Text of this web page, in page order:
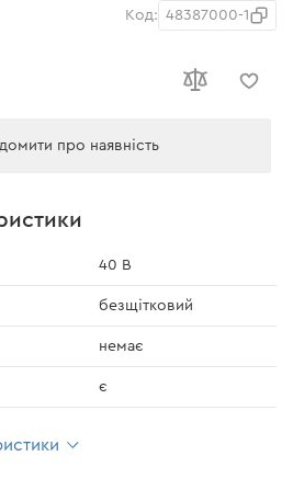
Код: 48387000-1
про наявність
40 В
безщітковий
немає
є